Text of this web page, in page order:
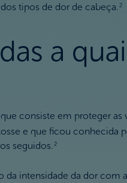
tipos de dor de cabeça.
2
a
consiste em proteger as
e que ficou
seguidos.
2
intensidade da dor